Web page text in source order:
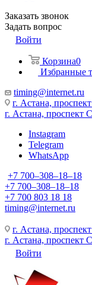
Заказать звонок
Задать вопрос
Войти
Корзина0
Избранные
timing@internet.ru
г. Астана,
г. Астана, проспект
Instagram
Telegram
WhatsApp
+7 700‒308‒18‒18
+7 700‒308‒18‒18
+7 700 803 18 18
timing@internet.ru
г. Астана,
г. Астана, проспект
Войти